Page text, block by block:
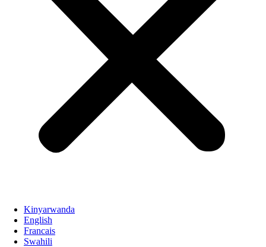
Kinyarwanda
English
Francais
Swahili